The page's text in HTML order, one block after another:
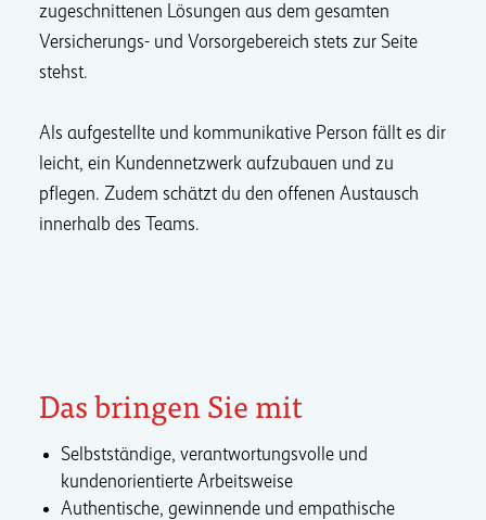
zugeschnittenen Lösungen aus dem gesamten
Versicherungs- und Vorsorgebereich stets zur Seite
stehst.
Als aufgestellte und kommunikative Person fällt es dir
leicht, ein Kundennetzwerk aufzubauen und zu
pflegen. Zudem schätzt du den offenen Austausch
innerhalb des Teams.
Das bringen Sie mit
Selbstständige, verantwortungsvolle und
kundenorientierte Arbeitsweise
Authentische, gewinnende und empathische